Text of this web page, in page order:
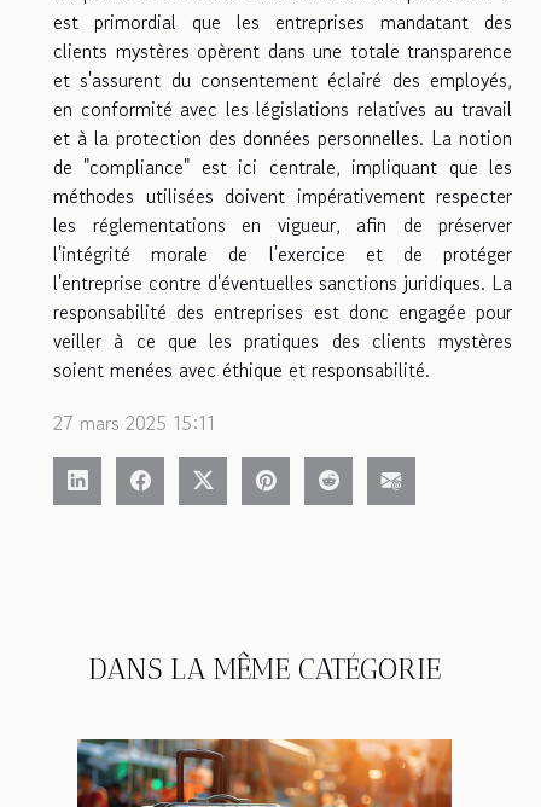
DANS LA MÊME CATÉGORIE
est primordial que les entreprises mandatant des
clients mystères opèrent dans une totale transparence
et s'assurent du consentement éclairé des employés,
en conformité avec les législations relatives au travail
et à la protection des données personnelles. La notion
de "compliance" est ici centrale, impliquant que les
méthodes utilisées doivent impérativement respecter
les réglementations en vigueur, afin de préserver
l'intégrité morale de l'exercice et de protéger
l'entreprise contre d'éventuelles sanctions juridiques. La
responsabilité des entreprises est donc engagée pour
veiller à ce que les pratiques des clients mystères
soient menées avec éthique et responsabilité.
27 mars 2025 15:11